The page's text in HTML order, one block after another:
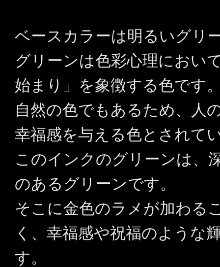
ベースカラーは明るいグリ
グリーンは色彩心理におい
始まり」を象徴する色です
自然の色でもあるため、人
幸福感を与える色とされて
このインクのグリーンは、
のあるグリーンです。
そこに金色のラメが加わる
く、幸福感や祝福のような
す。